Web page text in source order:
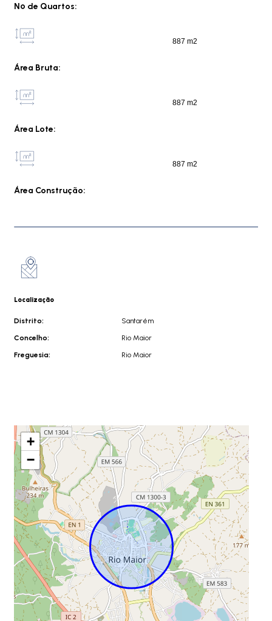
Nº de Quartos:
Área Bruta:
887 m2
Área Lote:
887 m2
Área Construção:
887 m2
Localização
Distrito:
Santarém
Concelho:
Rio Maior
Freguesia:
Rio Maior
+
−